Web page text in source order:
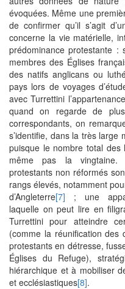
évoquées. Même une
de confirmer qu’il s’agit
concerne la vie matérielle,
prédominance protestante :
membres des Églises
des natifs anglicans ou
pays lors de voyages
avec Turrettini
quand on regarde de
correspondants, on
s’identifie, dans la très large
puisque le nombre total des
même pas la vingtaine.
protestants non réformés
rangs élevés, notamment
d’Angleterre[7] ; une
laquelle on peut lire en
Turrettini pour atteindre
(comme la réunification des
protestants en détresse,
Églises du Refuge),
hiérarchique et à mobiliser
et ecclésiastiques[8].